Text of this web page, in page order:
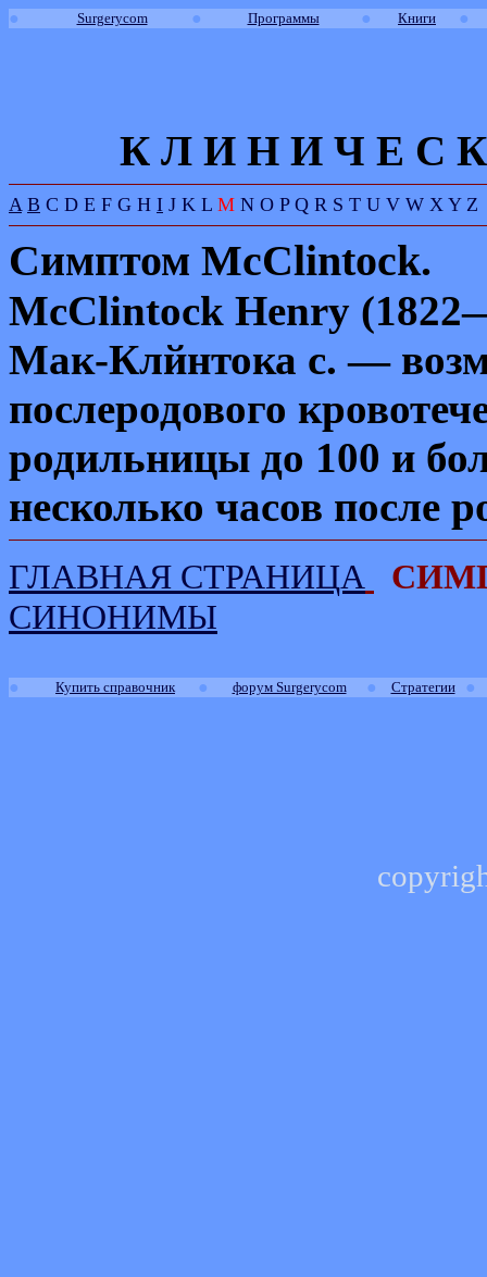
● Surgerycom ● Программы ● Книги ●
К Л И Н И Ч Е С К
A B C D E F G H I J K L M N O P Q R S T U V W X Y Z
Симптом McClintock.
McClintock Henry
Мак-Клйнтока с. —
послеродового кровоте
родильницы до 100 и
несколько часов после
ГЛАВНАЯ СТРАНИЦА
СИНОНИМЫ
● Купить справочник ● форум Surgerycom ● Стратегии ●